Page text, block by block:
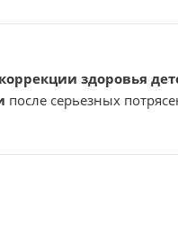
здоровья
после серьезных